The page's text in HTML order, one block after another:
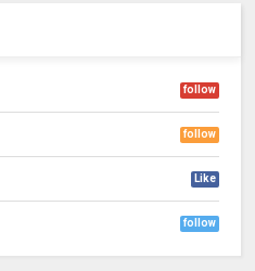
follow
follow
Like
follow